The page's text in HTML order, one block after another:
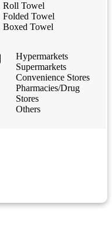
Roll Towel
Folded Towel
Boxed Towel
Hypermarkets
Supermarkets
Convenience Stores
Pharmacies/Drug
Stores
Others